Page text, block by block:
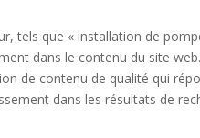
tels que « installation de
dans le contenu du site
de contenu de qualité qui
dans les résultats de